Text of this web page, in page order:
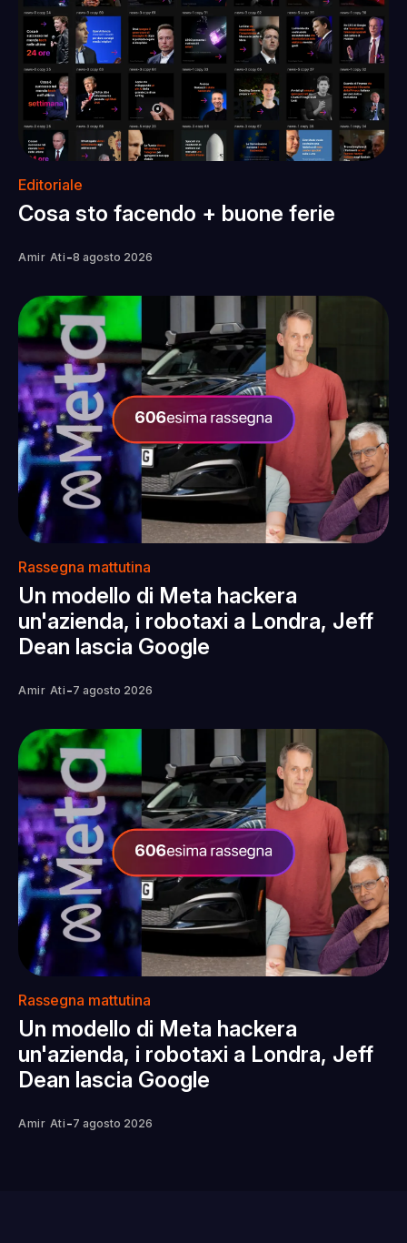
Editoriale
Cosa sto facendo + buone ferie
Amir Ati -8 agosto 2026
Rassegna mattutina
Un modello di Meta hackera
un'azienda, i robotaxi a Londra, Jeff
Dean lascia Google
Amir Ati -7 agosto 2026
Rassegna mattutina
Un modello di Meta hackera
un'azienda, i robotaxi a Londra, Jeff
Dean lascia Google
Amir Ati -7 agosto 2026